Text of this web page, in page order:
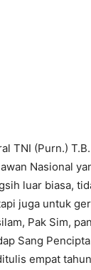
TNI (Purn.)
Nasional
luar biasa,
juga untuk
Pak Sim,
Sang
empat